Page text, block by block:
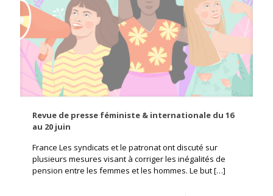
Revue de presse féministe & internationale du 16
au 20 juin
France Les syndicats et le patronat ont discuté sur
plusieurs mesures visant à corriger les inégalités de
pension entre les femmes et les hommes. Le but[…]